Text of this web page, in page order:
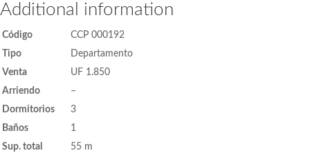
Additional information
Código
CCP 000192
Tipo
Departamento
Venta
UF 1.850
Arriendo
–
Dormitorios
3
Baños
1
Sup. total
55 m